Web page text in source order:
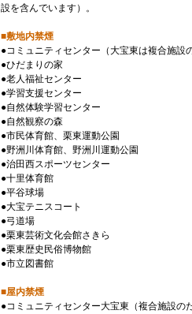
設を含んでいます）。
■敷地内禁煙
●コミュニティセンター（大宝東は複合施設
●ひだまりの家
●老人福祉センター
●学習支援センター
●自然体験学習センター
●自然観察の森
●市民体育館、栗東運動公園
●野洲川体育館、野洲川運動公園
●治田西スポーツセンター
●十里体育館
●平谷球場
●大宝テニスコート
●弓道場
●栗東芸術文化会館さきら
●栗東歴史民俗博物館
●市立図書館
■屋内禁煙
●コミュニティセンター大宝東（複合施設の